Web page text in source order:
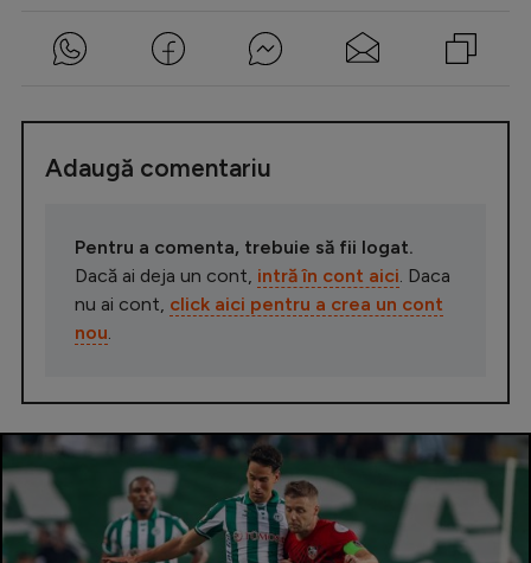
Adaugă comentariu
Pentru a comenta, trebuie să fii logat.
Dacă ai deja un cont, intră în cont aici . Daca
nu ai cont, click aici pentru a crea un cont
nou